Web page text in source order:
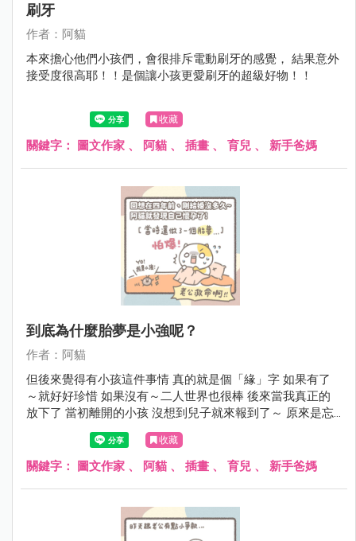
刷牙
作者：阿貓
本來擔心他們小孩們，會很排斥電動刷牙的感覺， 結果意外
接受度很高耶！！是個讓小孩更愛刷牙的超級好物！！
收藏
關鍵字： 圖文作家 、 阿貓 、 插畫 、 育兒 、 新手爸媽
到底為什麼胎夢是小強呢？
作者：阿貓
但後來覺得有小孩這件事情 真的就是個「緣」字 如果有了
～就好好珍惜 如果沒有～二人世界也很棒 後來當我真正的
放下了 當初離開的小孩 沒想到兒子就來報到了～ 原來是忘
了帶小弟弟啊!!! 真是糊塗
收藏
關鍵字： 圖文作家 、 阿貓 、 插畫 、 育兒 、 新手爸媽